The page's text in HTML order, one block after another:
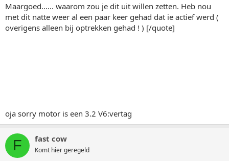
Maargoed...... waarom zou je dit uit willen zetten. Heb nou
met dit natte weer al een paar keer gehad dat ie actief werd (
overigens alleen bij optrekken gehad ! ) [/quote]
oja sorry motor is een 3.2 V6:vertag
F fast cow
Komt hier geregeld